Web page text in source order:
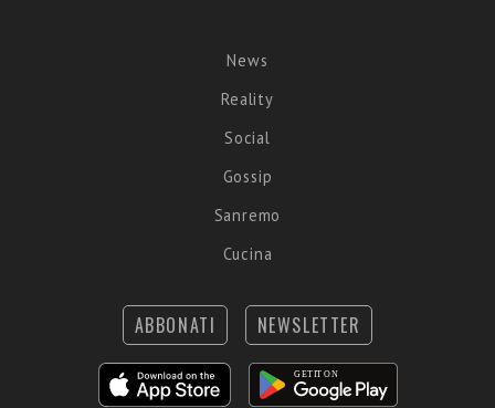
News
Reality
Social
Gossip
Sanremo
Cucina
ABBONATI NEWSLETTER